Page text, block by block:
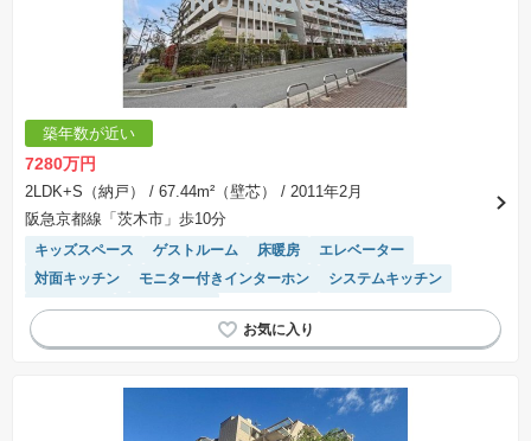
築年数が近い
7280万円
2LDK+S（納戸） / 67.44m²（壁芯）
/ 2011年2月
阪急京都線「茨木市」歩10分
キッズスペース ゲストルーム 床暖房
エレベーター
対面キッチン
モニター付きインターホン
システムキッチン
ペット相談
宅配ボックス